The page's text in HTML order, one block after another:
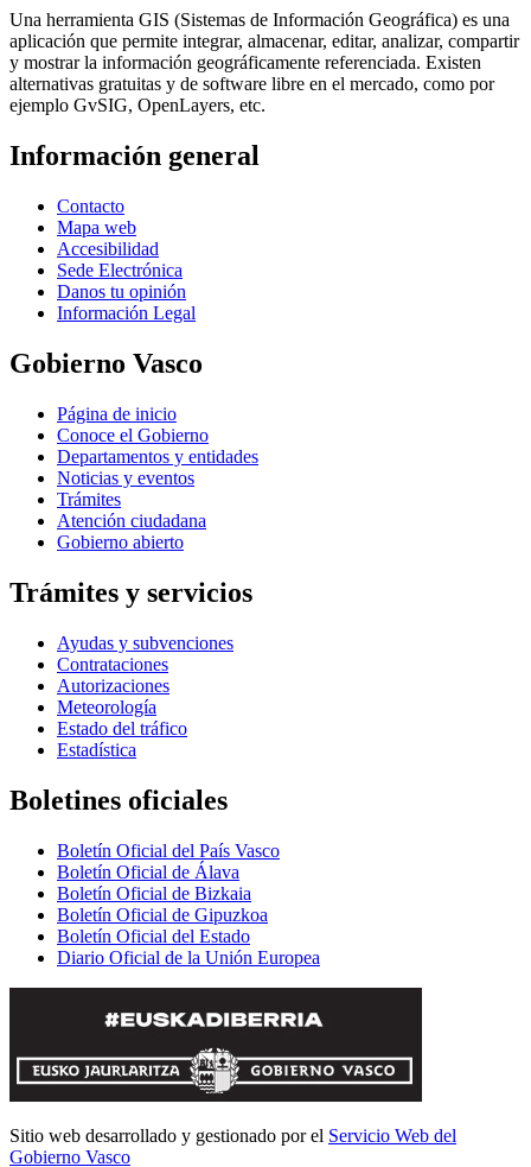
Una herramienta GIS (Sistemas de Información Geográfica) es una
aplicación que permite integrar, almacenar, editar, analizar, compartir
y mostrar la información geográficamente referenciada. Existen
alternativas gratuitas y de software libre en el mercado, como por
ejemplo GvSIG, OpenLayers, etc.
Información general
Contacto
Mapa web
Accesibilidad
Sede Electrónica
Danos tu opinión
Información Legal
Gobierno Vasco
Página de inicio
Conoce el Gobierno
Departamentos y entidades
Noticias y eventos
Trámites
Atención ciudadana
Gobierno abierto
Trámites y servicios
Ayudas y subvenciones
Contrataciones
Autorizaciones
Meteorología
Estado del tráfico
Estadística
Boletines oficiales
Boletín Oficial del País Vasco
Boletín Oficial de Álava
Boletín Oficial de Bizkaia
Boletín Oficial de Gipuzkoa
Boletín Oficial del Estado
Diario Oficial de la Unión Europea
Sitio web desarrollado y gestionado por el Servicio Web del
Gobierno Vasco